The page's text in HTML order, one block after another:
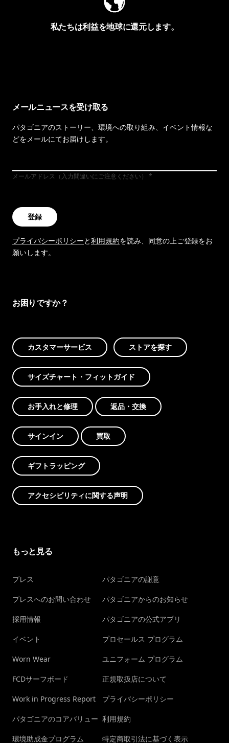
私たちは利益を地球に還元します。
メールニュースを受け取る
パタゴニアのストーリー、環境への取り組み、イベント情報な
どをメールにてお届けします。
メールアドレス（入力間違いにご注意ください）
登録
プライバシーポリシーと利用規約を読み、同意の上ご登録をお
願いします。
お困りですか？
カスタマーサービス ストアを探す
サイズチャート・フィットガイド
お手入れと修理 返品・交換
サインイン 買取
ギフトラッピング
アクセシビリティに関する声明
もっと見る
プレス
プレスへのお問い合わせ
採用情報
イベント
Worn Wear
FCDサーフボード
Work in Progress Report
パタゴニアのコアバリュー
環境助成金プログラム
パタゴニアの謝意
パタゴニアからのお知らせ
パタゴニアの公式アプリ
プロセールス プログラム
ユニフォーム プログラム
正規取扱店について
プライバシーポリシー
利用規約
特定商取引法に基づく表示